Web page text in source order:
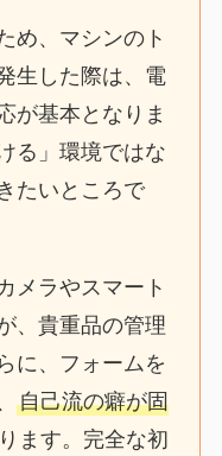
め、マシンのト
生した際は、電
が基本となりま
る」環境ではな
たいところで
メラやスマート
、貴重品の管理
に、フォームを
自己流の癖が固
ます。完全な初